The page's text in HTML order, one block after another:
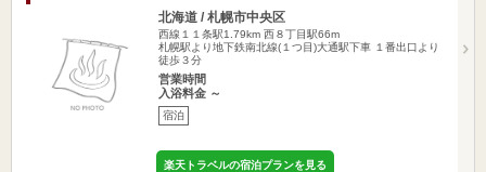
北海道 / 札幌市中央区
西線１１条駅1.79km 西８丁目駅66m
札幌駅より地下鉄南北線(１つ目)大通駅下車 １番出口より
徒歩３分
営業時間
入浴料金 ～
宿泊
楽天トラベルの宿泊プランを見る